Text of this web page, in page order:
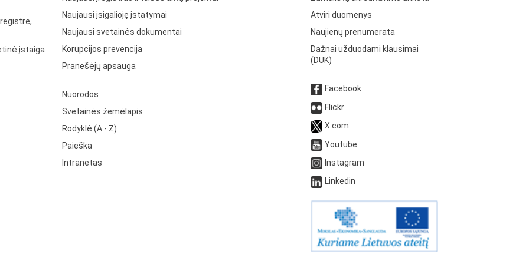
įstaiga
Naujausi įsigalioję įstatymai
Naujausi svetainės dokumentai
Korupcijos prevencija
Pranešėjų apsauga
Nuorodos
Svetainės žemėlapis
Rodyklė (A - Z)
Paieška
Intranetas
Atviri duomenys
Naujienų prenumerata
Dažnai užduodami klausimai
(DUK)
Facebook
Flickr
X.com
Youtube
Instagram
Linkedin